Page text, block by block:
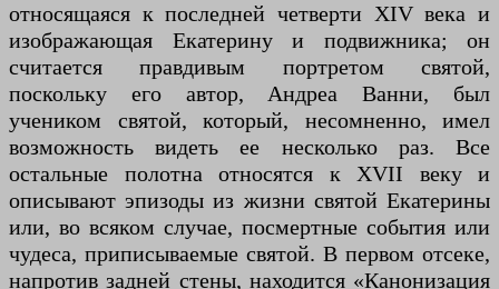
относящаяся к последней четверти XIV века и
изображающая Екатерину и подвижника; он
считается правдивым портретом святой,
поскольку его автор, Андреа Ванни, был
учеником святой, который, несомненно, имел
возможность видеть ее несколько раз. Все
остальные полотна относятся к XVII веку и
описывают эпизоды из жизни святой Екатерины
или, во всяком случае, посмертные события или
чудеса, приписываемые святой. В первом отсеке,
напротив задней стены, находится «Канонизация